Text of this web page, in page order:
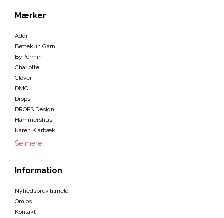
Mærker
Addi
Bettekun Garn
ByPermin
Charlotte
Clover
DMC
Drops
DROPS Design
Hammershus
Karen Klarbæk
Se mere
Information
Nyhedsbrev tilmeld
Om os
Kontakt